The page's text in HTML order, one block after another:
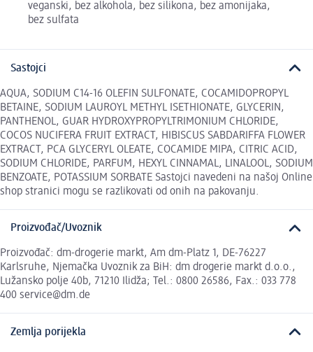
veganski, bez alkohola, bez silikona, bez amonijaka,
bez sulfata
Sastojci
AQUA, SODIUM C14-16 OLEFIN SULFONATE, COCAMIDOPROPYL
BETAINE, SODIUM LAUROYL METHYL ISETHIONATE, GLYCERIN,
PANTHENOL, GUAR HYDROXYPROPYLTRIMONIUM CHLORIDE,
COCOS NUCIFERA FRUIT EXTRACT, HIBISCUS SABDARIFFA FLOWER
EXTRACT, PCA GLYCERYL OLEATE, COCAMIDE MIPA, CITRIC ACID,
SODIUM CHLORIDE, PARFUM, HEXYL CINNAMAL, LINALOOL, SODIUM
BENZOATE, POTASSIUM SORBATE Sastojci navedeni na našoj Online
shop stranici mogu se razlikovati od onih na pakovanju.
Proizvođač/Uvoznik
Proizvođač: dm-drogerie markt, Am dm-Platz 1, DE-76227
Karlsruhe, Njemačka Uvoznik za BiH: dm drogerie markt d.o.o.,
Lužansko polje 40b, 71210 Ilidža; Tel.: 0800 26586, Fax.: 033 778
400 service@dm.de
Zemlja porijekla